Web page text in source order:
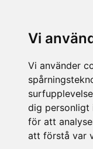
Vi
Vi använder
dig personligt
för att
att förstå var